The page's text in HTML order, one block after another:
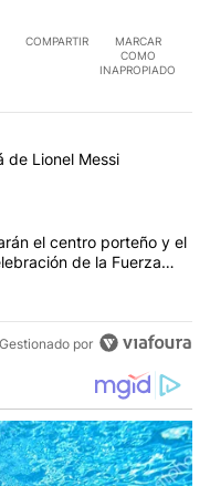
COMPARTIR
MARCAR
COMO
INAPROPIADO
comentarios en los
Jorge Messi, el
de Lionel Messi
aviones F 16
el centro porteño y el
de la Fuerza
Gestionado por